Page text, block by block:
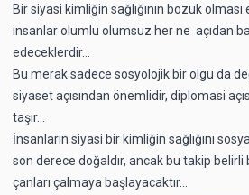
Bir siyasi kimliğin sağlığının bozuk
insanlar olumlu olumsuz her ne açıdan
edeceklerdir...
Bu merak sadece sosyolojik bir olgu da
siyaset açısından önemlidir, diplomasi
taşır...
İnsanların siyasi bir kimliğin sağlığını
son derece doğaldır, ancak bu takip belirli
çanları çalmaya başlayacaktır...